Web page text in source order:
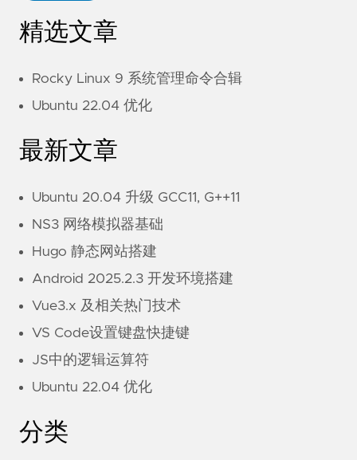
精选文章
Rocky Linux 9 系统管理命令合辑
Ubuntu 22.04 优化
最新文章
Ubuntu 20.04 升级 GCC11, G++11
NS3 网络模拟器基础
Hugo 静态网站搭建
Android 2025.2.3 开发环境搭建
Vue3.x 及相关热门技术
VS Code设置键盘快捷键
JS中的逻辑运算符
Ubuntu 22.04 优化
分类